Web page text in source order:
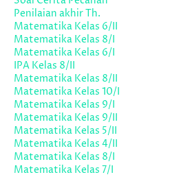
Penilaian akhir Th.
Matematika Kelas 6/II
Matematika Kelas 8/I
Matematika Kelas 6/I
IPA Kelas 8/II
Matematika Kelas 8/II
Matematika Kelas 10/I
Matematika Kelas 9/I
Matematika Kelas 9/II
Matematika Kelas 5/II
Matematika Kelas 4/II
Matematika Kelas 8/I
Matematika Kelas 7/I